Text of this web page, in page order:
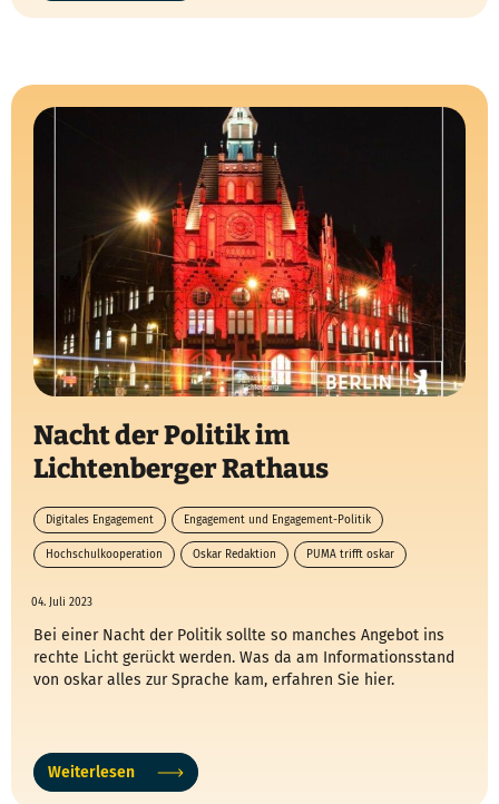
Nacht der Politik im
Lichtenberger Rathaus
Digitales Engagement Engagement und Engagement-Politik
Lernen durch Engagement
Hochschulkooperation Oskar Redaktion PUMA trifft oskar
04. Juli 2023
Bei einer Nacht der Politik sollte so manches Angebot ins
rechte Licht gerückt werden. Was da am Informationsstand
von oskar alles zur Sprache kam, erfahren Sie hier.
Weiterlesen